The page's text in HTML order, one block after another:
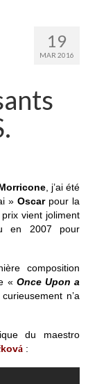
19
MAR 2016
, j’ai été
»Oscarpour la
vient joliment
en 2007 pour
composition
« Once Upon a
n’a
du maestro
ková :